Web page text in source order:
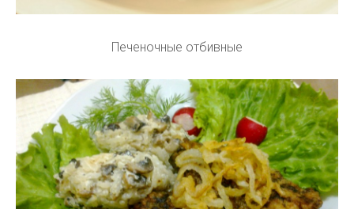
Печеночные отбивные